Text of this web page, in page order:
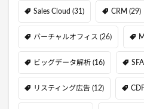
Sales Cloud (31) CRM (29)
バーチャルオフィス (26)
ビッグデータ解析 (16) SFA
リスティング広告 (12)